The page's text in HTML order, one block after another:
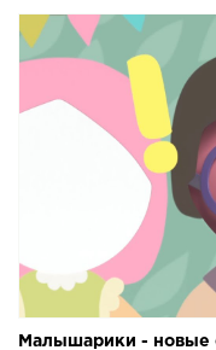
Малышарики - новые